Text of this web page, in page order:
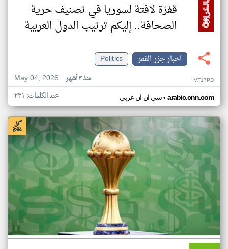
قفزة لافتة لسوريا في تصنيف حرية
الصحافة.. إليكم ترتيب الدول العربية
اخبار جزر القمر
Politics
May 04, 2026
منذ ٣ أشهر VF17PD
سي ان ان عربي• arabic.cnn.com عدد الكلمات: ٢٣١